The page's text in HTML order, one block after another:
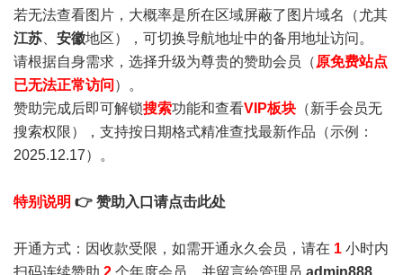
若无法查看图片，大概率是所在区域屏蔽了图片域名（尤其
江苏
安徽地区），可切换导航地址中的备用地址访问。
请根据自身需求，选择升级为尊贵的赞助会员（ 原免费站点
已无法正常访问 ）。
赞助完成后即可解锁搜索功能和查看VIP板块 （新手会员无
搜索权限），支持按日期格式精准查找最新作品（示例：
2025.12.17）。
特别说明 👉 赞助入口请点击此处
开通方式：因收款受限，如需开通永久会员，请在 1 小时内
扫码连续赞助 2 个年度会员，并留言给管理员 admin888